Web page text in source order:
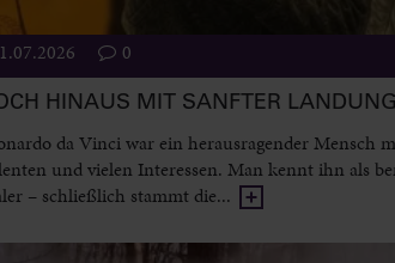
0
HINAUS MIT SANFTER
da Vinci war ein herausragender Mensch
und vielen Interessen. Man kennt ihn als
– schließlich stammt die...